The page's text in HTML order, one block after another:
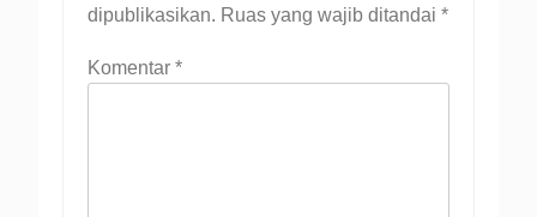
dipublikasikan. Ruas yang wajib ditandai *
Komentar *